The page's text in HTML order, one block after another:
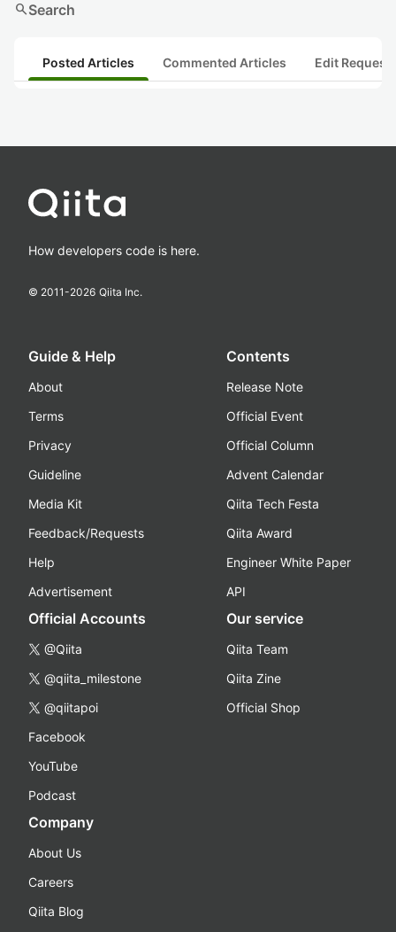
searchSearch
Posted Articles Commented Articles Edit
How developers code is here.
© 2011-2026 Qiita Inc.
Guide & Help
About
Terms
Privacy
Guideline
Media Kit
Feedback/Requests
Help
Advertisement
Contents
Release Note
Official Event
Official Column
Advent Calendar
Qiita Tech Festa
Qiita Award
Engineer White Paper
API
Official Accounts
@Qiita
@qiita_milestone
@qiitapoi
Facebook
YouTube
Podcast
Our service
Qiita Team
Qiita Zine
Official Shop
Company
About Us
Careers
Qiita Blog